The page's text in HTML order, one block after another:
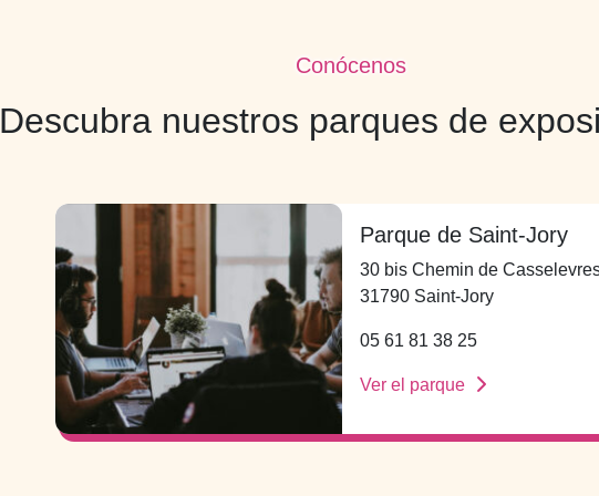
Conócenos
Descubra nuestros parques de
Parque de Saint-Jory
30 bis Chemin de
31790 Saint-Jory
05 61 81 38 25
Ver el parque